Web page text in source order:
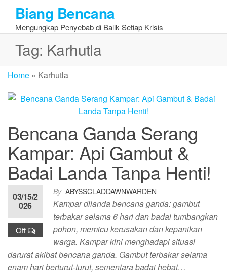
the
content
Biang Bencana
Mengungkap Penyebab di Balik Setiap Krisis
Tag: Karhutla
Home » Karhutla
Bencana Ganda Serang
Kampar: Api Gambut &
Badai Landa Tanpa Henti!
By ABYSSCLADDAWNWARDEN
03/15/2
026
Off
Kampar dilanda bencana ganda: gambut
terbakar selama 6 hari dan badai tumbangkan
pohon, memicu kerusakan dan kepanikan
warga. Kampar kini menghadapi situasi
darurat akibat bencana ganda. Gambut terbakar selama
enam hari berturut-turut, sementara badai hebat…